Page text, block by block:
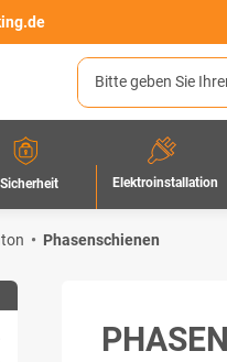
Sicherheit Elektroinstallation
Phasenschienen